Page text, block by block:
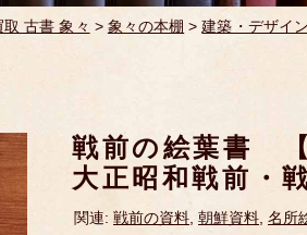
古書 象々 > 象々の本棚 >建築・デザイ
戦前の絵葉書
大正昭和戦前・
関連: 戦前の資料, 朝鮮資料, 名所